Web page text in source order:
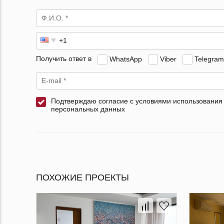
Получить ответ в WhatsApp Viber Telegram
Подтверждаю согласие с условиями использования
персональных данных
ПОХОЖИЕ ПРОЕКТЫ